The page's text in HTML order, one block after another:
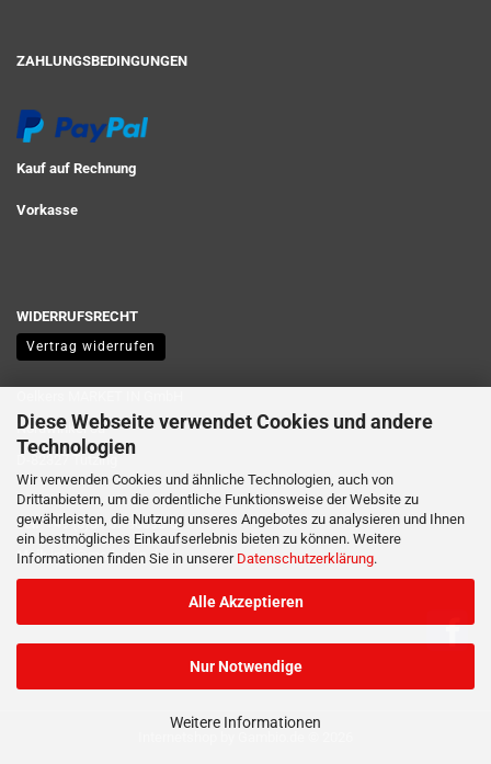
Diese Webseite verwendet Cookies und andere
Technologien
Wir verwenden Cookies und ähnliche Technologien, auch von
Drittanbietern, um die ordentliche Funktionsweise der Website zu
gewährleisten, die Nutzung unseres Angebotes zu analysieren und Ihnen
ein bestmögliches Einkaufserlebnis bieten zu können. Weitere
Informationen finden Sie in unserer Datenschutzerklärung.
Alle Akzeptieren
Nur Notwendige
Weitere Informationen
ZAHLUNGSBEDINGUNGEN
Kauf auf Rechnung
Vorkasse
WIDERRUFSRECHT
Vertrag widerrufen
Nordwinkel 3a
D-82327 Tutzing
Tel:+49 (0)81 57 90398-0
Mail:info@market-in.de